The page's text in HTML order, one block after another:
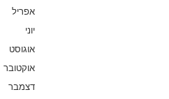
אפריל
יוני
אוגוסט
אוקטובר
דצמבר